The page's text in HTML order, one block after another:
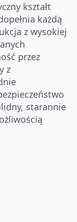
kształt
każdą
z wysokiej
przez
z
starannie